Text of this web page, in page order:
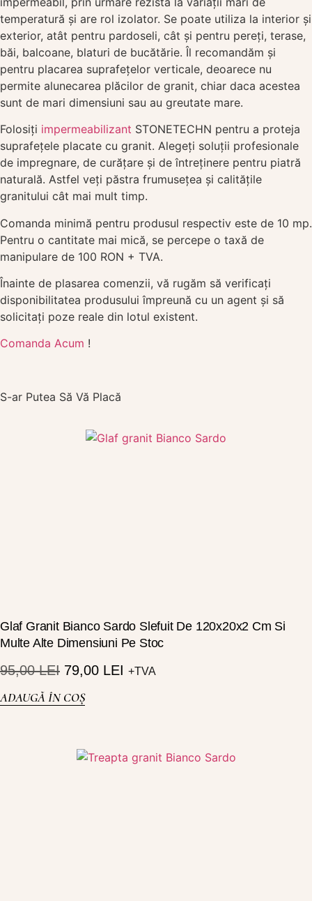
temperatură și are rol izolator. Se poate utiliza la interior și
exterior, atât pentru pardoseli, cât și pentru pereți, terase,
băi, balcoane, blaturi de bucătărie. Îl recomandăm și
pentru placarea suprafețelor verticale, deoarece nu
permite alunecarea plăcilor de granit, chiar daca acestea
sunt de mari dimensiuni sau au greutate mare.
Folosiți impermeabilizant STONETECHN pentru a proteja
suprafețele placate cu granit. Alegeți soluții profesionale
de impregnare, de curățare și de întreținere pentru piatră
naturală. Astfel veți păstra frumusețea și calitățile
granitului cât mai mult timp.
Comanda minimă pentru produsul respectiv este de 10 mp.
Pentru o cantitate mai mică, se percepe o taxă de
manipulare de 100 RON + TVA.
Înainte de plasarea comenzii, vă rugăm să verificați
disponibilitatea produsului împreună cu un agent și să
solicitați poze reale din lotul existent.
Comanda Acum !
S-ar Putea Să Vă Placă
Glaf Granit Bianco Sardo Slefuit De 120x20x2 Cm Si
Multe Alte Dimensiuni Pe Stoc
95,00LEI 79,00 LEI +TVA
ADAUGĂ ÎN COȘ